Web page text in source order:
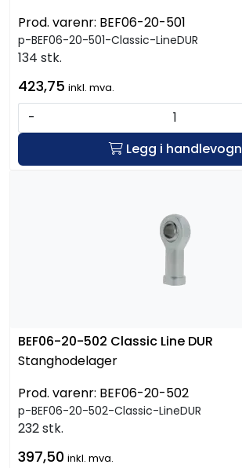
Prod. varenr: BEF06-20-501
p-BEF06-20-501-Classic-LineDUR
134 stk.
423,75 inkl. mva.
-
Legg i handlevogn
BEF06-20-502 Classic Line DUR
Stanghodelager
Prod. varenr: BEF06-20-502
p-BEF06-20-502-Classic-LineDUR
232 stk.
397,50 inkl. mva.